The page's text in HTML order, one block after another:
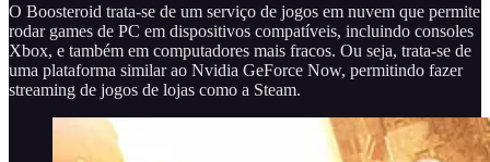
O Boosteroid trata-se de um serviço de jogos em nuvem que permite
rodar games de PC em dispositivos compatíveis, incluindo consoles
Xbox, e também em computadores mais fracos. Ou seja, trata-se de
uma plataforma similar ao Nvidia GeForce Now, permitindo fazer
streaming de jogos de lojas como a Steam.